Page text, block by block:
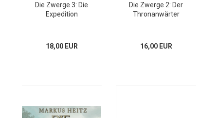
Die Zwerge 3: Die
Expedition
18,00 EUR
Die Zwerge 2: Der
Thronanwärter
16,00 EUR